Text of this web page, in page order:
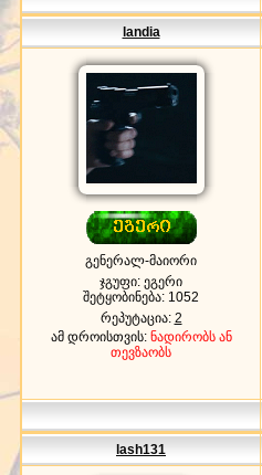
landia
გენერალ-მაიორი
ჯგუფი: ეგერი
შეტყობინება: 1052
რეპუტაცია: 2
ამ დროისთვის: ნადირობს ან
თევზაობს
lash131